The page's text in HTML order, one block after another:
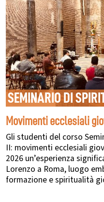
SEMINARIO DI
Movimenti ecclesiali
Gli studenti del corso
II: movimenti ecclesiali
2026 un’esperienza
Lorenzo a Roma, luogo
formazione e spiritualità